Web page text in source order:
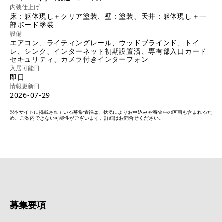
内装仕上げ
床：躯体現し＋クリア塗装、壁：塗装、天井：躯体現し＋一
部ボード塗装
設備
エアコン、ライティングレール、ウッドブラインド、トイ
レ、シンク、インターネット初期設置済、専有部入口カード
セキュリティ、カメラ付きインターフォン
入居可能日
即日
情報更新日
2026-07-29
※本サイトに掲載されている募集情報は、状況によりお申込みや審査中の区画も含まれるた
め、ご案内できない可能性がございます。詳細はお問合せください。
募集要項